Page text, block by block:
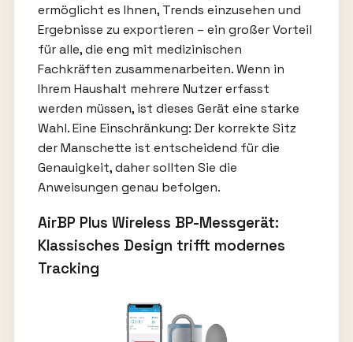
ermöglicht es Ihnen, Trends einzusehen und
Ergebnisse zu exportieren – ein großer Vorteil
für alle, die eng mit medizinischen
Fachkräften zusammenarbeiten. Wenn in
Ihrem Haushalt mehrere Nutzer erfasst
werden müssen, ist dieses Gerät eine starke
Wahl. Eine Einschränkung: Der korrekte Sitz
der Manschette ist entscheidend für die
Genauigkeit, daher sollten Sie die
Anweisungen genau befolgen.
AirBP Plus Wireless BP-Messgerät:
Klassisches Design trifft modernes
Tracking